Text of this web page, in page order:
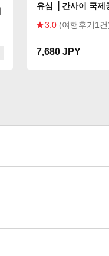
유심 ⎟ 간사이 국제
능을 추가 구매 가능)
3.0 (여행후기1건
7,680 JPY